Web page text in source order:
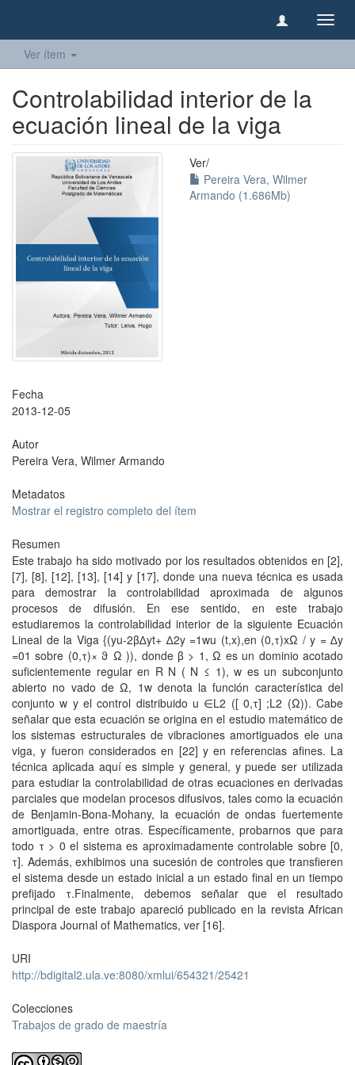
Ver ítem
Controlabilidad interior de la
ecuación lineal de la viga
Ver/
Pereira Vera, Wilmer
Armando (1.686Mb)
Fecha
2013-12-05
Autor
Pereira Vera, Wilmer Armando
Metadatos
Mostrar el registro completo del ítem
Resumen
Este trabajo ha sido motivado por los resultados obtenidos en [2],
[7], [8], [12], [13], [14] y [17], donde una nueva técnica es usada
para demostrar la controlabilidad aproximada de algunos
procesos de difusión. En ese sentido, en este trabajo
estudiaremos la controlabilidad interior de la siguiente Ecuación
Lineal de la Viga {(yu-2β∆yt+ ∆2y =1wu (t,x),en (0,τ)xΩ / y = ∆y
=01 sobre (0,τ)× ϑ Ω )), donde β > 1, Ω es un dominio acotado
suficientemente regular en R N ( N ≤ 1), w es un subconjunto
abierto no vado de Ω, 1w denota la función característica del
conjunto w y el control distribuido u ∈L2 ([ 0,τ] ;L2 (Ω)). Cabe
señalar que esta ecuación se origina en el estudio matemático de
los sistemas estructurales de vibraciones amortiguados ele una
viga, y fueron considerados en [22] y en referencias afines. La
técnica aplicada aquí es simple y general, y puede ser utilizada
para estudiar la controlabilidad de otras ecuaciones en derivadas
parciales que modelan procesos difusivos, tales como la ecuación
de Benjamin-Bona-Mohany, la ecuación de ondas fuertemente
amortiguada, entre otras. Específicamente, probarnos que para
todo τ > 0 el sistema es aproximadamente controlable sobre [0,
τ]. Además, exhibimos una sucesión de controles que transfieren
el sistema desde un estado inicial a un estado final en un tiempo
prefijado τ.Finalmente, debemos señalar que el resultado
principal de este trabajo apareció publicado en la revista African
Diaspora Journal of Mathematics, ver [16].
URI
http://bdigital2.ula.ve:8080/xmlui/654321/25421
Colecciones
Trabajos de grado de maestría